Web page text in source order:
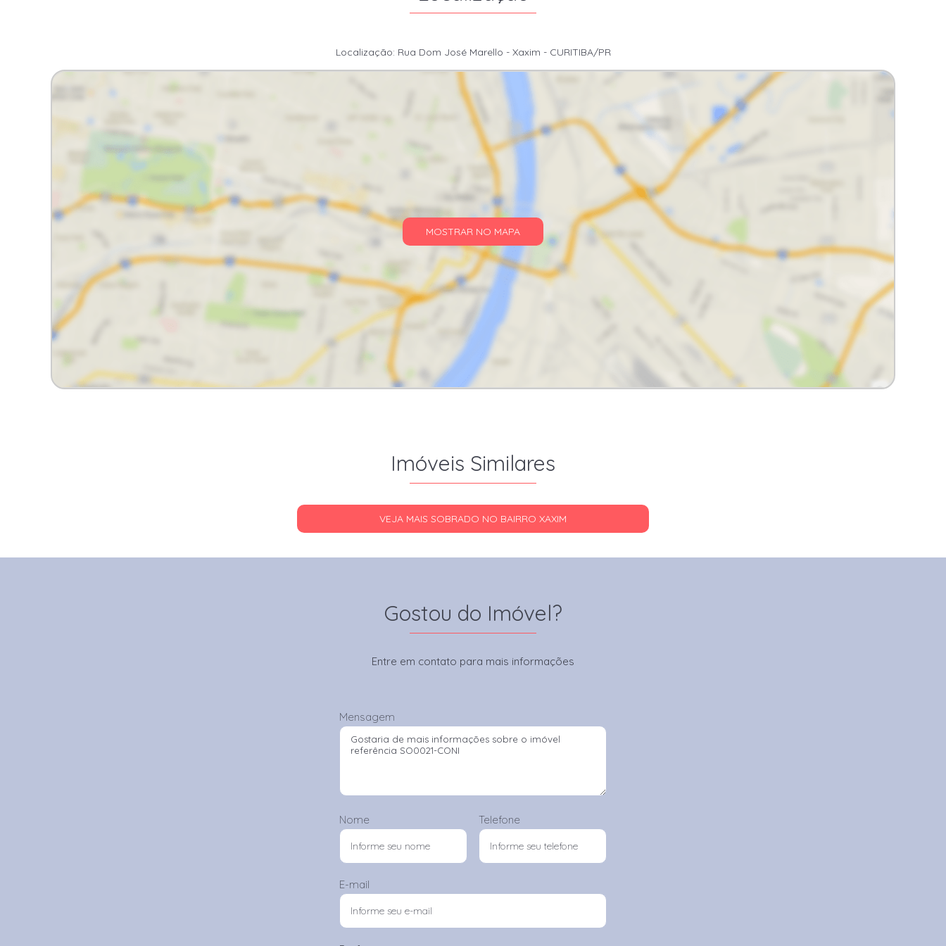
Localização: Rua Dom José Marello - Xaxim - CURITIBA/PR
MOSTRAR NO MAPA
Imóveis Similares
VEJA MAIS SOBRADO NO BAIRRO XAXIM
Gostou do Imóvel?
Entre em contato para mais informações
Mensagem
Nome Telefone
E-mail